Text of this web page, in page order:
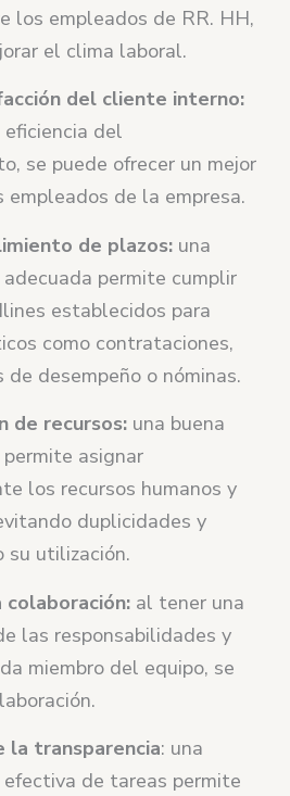
los empleados de RR. HH,
el clima laboral.
del cliente interno:
del
se puede ofrecer un mejor
empleados de la empresa.
de plazos: una
permite cumplir
establecidos para
como contrataciones,
de desempeño o nóminas.
de recursos: una buena
asignar
los recursos humanos y
duplicidades y
su utilización.
colaboración: al tener una
las responsabilidades y
miembro del equipo, se
la transparencia: una
efectiva de tareas permite